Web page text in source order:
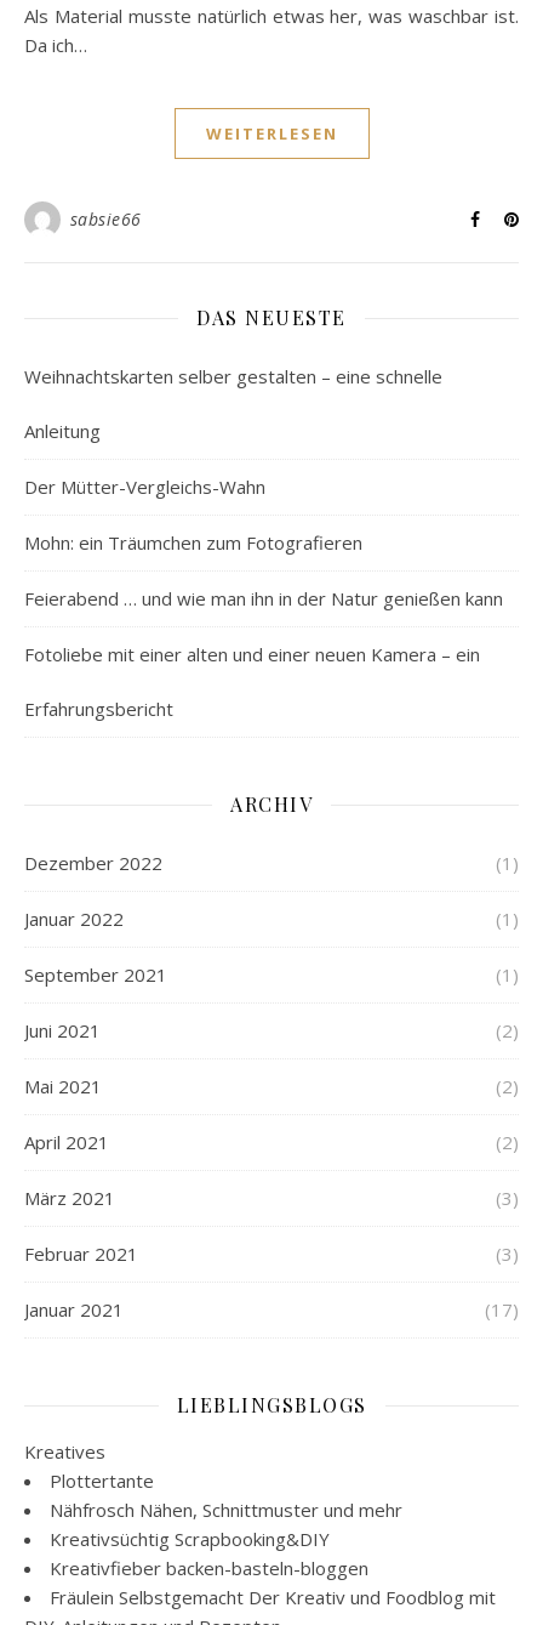
Als Material musste natürlich etwas her, was waschbar ist.
Da ich…
WEITERLESEN
sabsie66
DAS NEUESTE
Weihnachtskarten selber gestalten – eine schnelle
Anleitung
Der Mütter-Vergleichs-Wahn
Mohn: ein Träumchen zum Fotografieren
Feierabend … und wie man ihn in der Natur genießen kann
Fotoliebe mit einer alten und einer neuen Kamera – ein
Erfahrungsbericht
ARCHIV
Dezember 2022 (1)
Januar 2022 (1)
September 2021 (1)
Juni 2021 (2)
Mai 2021 (2)
April 2021 (2)
März 2021 (3)
Februar 2021 (3)
Januar 2021 (17)
LIEBLINGSBLOGS
Kreatives
Plottertante
Nähfrosch Nähen, Schnittmuster und mehr
Kreativsüchtig Scrapbooking&DIY
Kreativfieber backen-basteln-bloggen
Fräulein Selbstgemacht Der Kreativ und Foodblog mit